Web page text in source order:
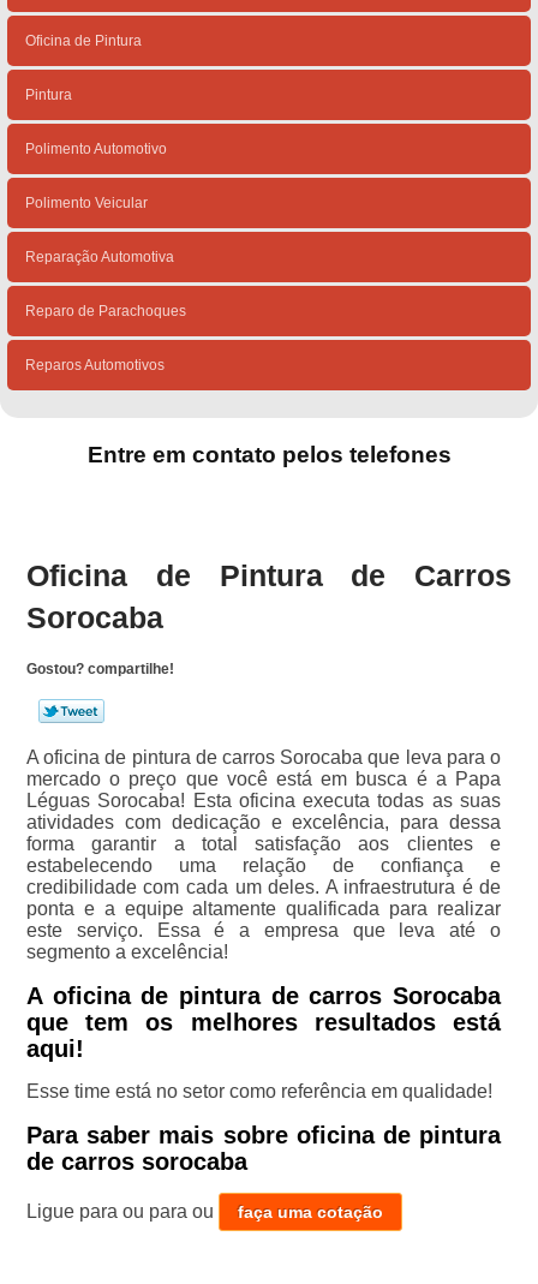
Oficina de Pintura
Pintura
Polimento Automotivo
Polimento Veicular
Reparação Automotiva
Reparo de Parachoques
Reparos Automotivos
Entre em contato pelos telefones
Oficina de Pintura de Carros
Sorocaba
Gostou? compartilhe!
A oficina de pintura de carros Sorocaba que leva para o
mercado o preço que você está em busca é a Papa
Léguas Sorocaba! Esta oficina executa todas as suas
atividades com dedicação e excelência, para dessa
forma garantir a total satisfação aos clientes e
estabelecendo uma relação de confiança e
credibilidade com cada um deles. A infraestrutura é de
ponta e a equipe altamente qualificada para realizar
este serviço. Essa é a empresa que leva até o
segmento a excelência!
A oficina de pintura de carros Sorocaba
que tem os melhores resultados está
aqui!
Esse time está no setor como referência em qualidade!
Para saber mais sobre oficina de pintura
de carros sorocaba
Ligue para ou para ou faça uma cotação